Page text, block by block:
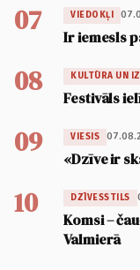
07 VIEDOKĻI
Ir iemesls
08 KULTŪRA UN
Festivāls
09 VIESIS
«Dzīve ir
10 DZĪVESSTILS
Komsi –
Valmierā